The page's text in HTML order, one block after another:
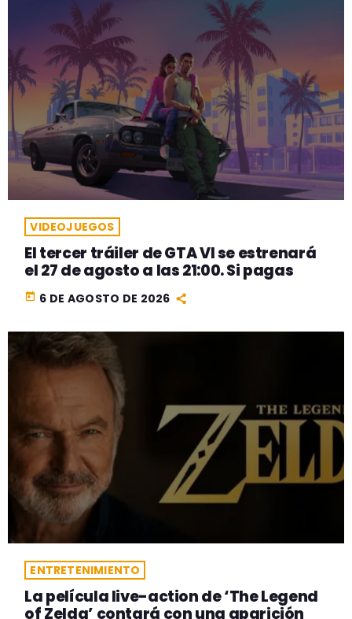
VIDEOJUEGOS
El tercer tráiler de GTA VI se estrenará
el 27 de agosto a las 21:00. Si pagas
today 6 DE AGOSTO DE 2026
ENTRETENIMIENTO
La película live-action de ‘The Legend
of Zelda’ contará con una aparición